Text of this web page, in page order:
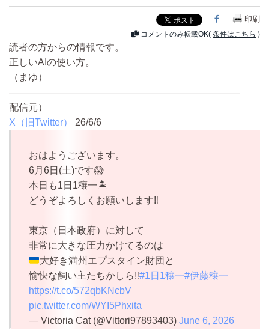
Facebook
印刷
コメントのみ転載OK( 条件はこちら )
読者の方からの情報です。
正しいAIの使い方。
（まゆ）
————————————————————————
配信元）
X（旧Twitter）
26/6/6
おはようございます。
6月6日(土)です😱
本日も1日1穰一🏝️
どうぞよろしくお願いします‼️
東京（日本政府）に対して
非常に大きな圧力かけてるのは
大好き満州エプスタイン財団と
愉快な飼い主たちかしら‼️#1日1穰一#伊藤穰一
https://t.co/572qbKNcbV
pic.twitter.com/WYI5Phxita
— Victoria Cat (@Vittori97893403) June 6, 2026